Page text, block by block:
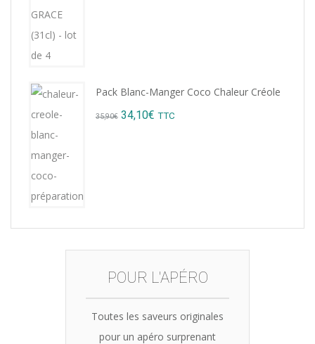
Pack Blanc-Manger Coco Chaleur Créole
35,90€ Original
34,10€ Current
TTC
POUR L'APÉRO
Toutes les saveurs originales
pour un apéro surprenant